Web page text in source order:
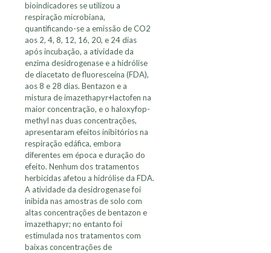
bioindicadores se utilizou a
respiração microbiana,
quantificando-se a emissão de CO2
aos 2, 4, 8, 12, 16, 20, e 24 dias
após incubação, a atividade da
enzima desidrogenase e a hidrólise
de diacetato de fluoresceína (FDA),
aos 8 e 28 dias. Bentazon e a
mistura de imazethapyr+lactofen na
maior concentração, e o haloxyfop-
methyl nas duas concentrações,
apresentaram efeitos inibitórios na
respiração edáfica, embora
diferentes em época e duração do
efeito. Nenhum dos tratamentos
herbicidas afetou a hidrólise da FDA.
A atividade da desidrogenase foi
inibida nas amostras de solo com
altas concentrações de bentazon e
imazethapyr; no entanto foi
estimulada nos tratamentos com
baixas concentrações de